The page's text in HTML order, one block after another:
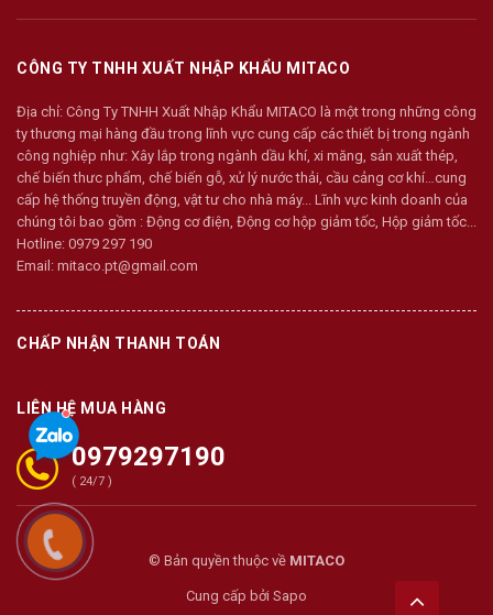
CÔNG TY TNHH XUẤT NHẬP KHẨU MITACO
Địa chỉ: Công Ty TNHH Xuất Nhập Khẩu MITACO là một trong những công
ty thương mại hàng đầu trong lĩnh vực cung cấp các thiết bị trong ngành
công nghiệp như: Xây lắp trong ngành dầu khí, xi măng, sản xuất thép,
chế biến thưc phẩm, chế biến gỗ, xử lý nước thải, cầu cảng cơ khí…cung
cấp hệ thống truyền động, vật tư cho nhà máy... Lĩnh vực kinh doanh của
chúng tôi bao gồm : Động cơ điện, Động cơ hộp giảm tốc, Hộp giảm tốc...
Hotline: 0979 297 190
Email: mitaco.pt@gmail.com
CHẤP NHẬN THANH TOÁN
LIÊN HỆ MUA HÀNG
0979297190
( 24/7 )
© Bản quyền thuộc về MITACO
Cung cấp bởi Sapo